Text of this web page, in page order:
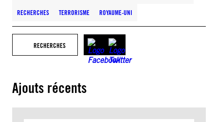
RECHERCHES TERRORISME ROYAUME-UNI
RECHERCHES
Ajouts récents